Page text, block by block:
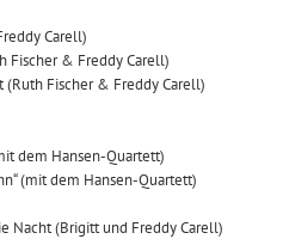
Carell)
Fischer & Freddy Carell)
(Ruth Fischer & Freddy Carell)
dem Hansen-Quartett)
(mit dem Hansen-Quartett)
Nacht (Brigitt und Freddy Carell)